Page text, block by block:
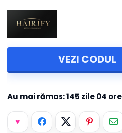
VEZI CODUL
Au mai rămas:145 zile04 ore